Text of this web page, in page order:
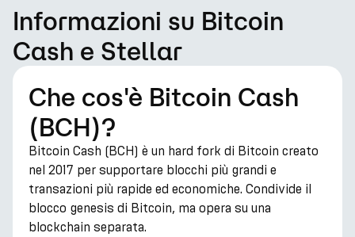
Informazioni su Bitcoin
Cash e Stellar
Che cos'è Bitcoin Cash
(BCH)?
Bitcoin Cash (BCH) è un hard fork di Bitcoin creato
nel 2017 per supportare blocchi più grandi e
transazioni più rapide ed economiche. Condivide il
blocco genesis di Bitcoin, ma opera su una
blockchain separata.